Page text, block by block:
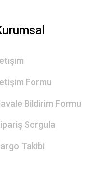
Formu
Bildirim Formu
Sorgula
Takibi